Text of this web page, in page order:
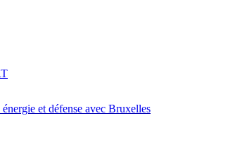
et défense avec Bruxelles